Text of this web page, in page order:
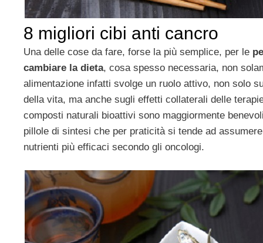
8 migliori cibi anti cancro
Una delle cose da fare, forse la più semplice, per le
cambiare la dieta, cosa spesso necessaria, non
alimentazione infatti svolge un ruolo attivo, non solo
della vita, ma anche sugli effetti collaterali delle
composti naturali bioattivi sono maggiormente
pillole di sintesi che per praticità si tende ad
nutrienti più efficaci secondo gli oncologi.